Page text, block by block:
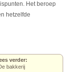
Het beroep
hetzelfde
verder:
bakkerij